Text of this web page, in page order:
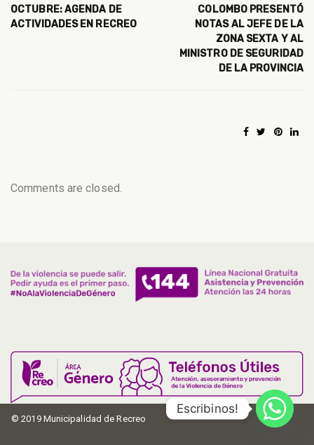
OCTUBRE: AGENDA DE
ACTIVIDADES EN RECREO
COLOMBO PRESENTÓ
NOTAS AL JEFE DE LA
ZONA SEXTA Y AL
MINISTRO DE SEGURIDAD
DE LA PROVINCIA
Comments are closed.
© 2019 Municipalidad de Recreo
Escribinos!